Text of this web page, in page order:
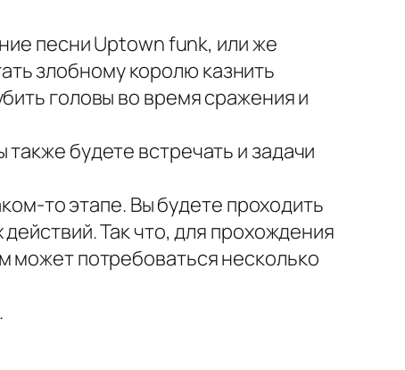
песни Uptown funk, или же
злобному королю казнить
головы во время сражения и
будете встречать и задачи
то этапе. Вы будете проходить
Так что, для прохождения
может потребоваться несколько